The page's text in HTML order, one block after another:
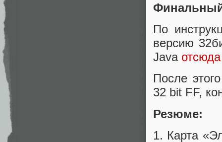
Финальный
По
версию
Java отсюда
После
32 bit FF,
Резюме:
1. Карта